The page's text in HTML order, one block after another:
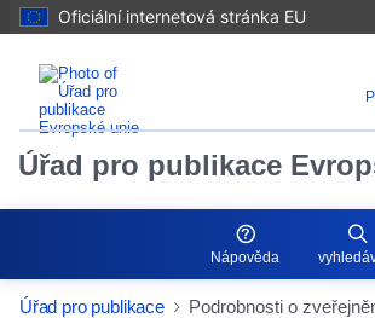
Oficiální internetová stránka EU
Úřad pro publikace
Nápověda
Úřad pro publikace Podrobnosti o